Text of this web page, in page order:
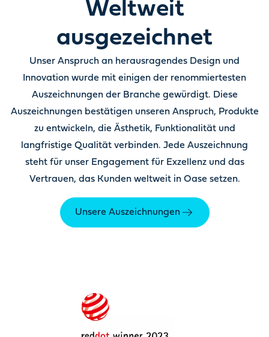
Weltweit
ausgezeichnet
Unser Anspruch an herausragendes Design und
Innovation wurde mit einigen der renommiertesten
Auszeichnungen der Branche gewürdigt. Diese
Auszeichnungen bestätigen unseren Anspruch, Produkte
zu entwickeln, die Ästhetik, Funktionalität und
langfristige Qualität verbinden. Jede Auszeichnung
steht für unser Engagement für Exzellenz und das
Vertrauen, das Kunden weltweit in Oase setzen.
Unsere Auszeichnungen